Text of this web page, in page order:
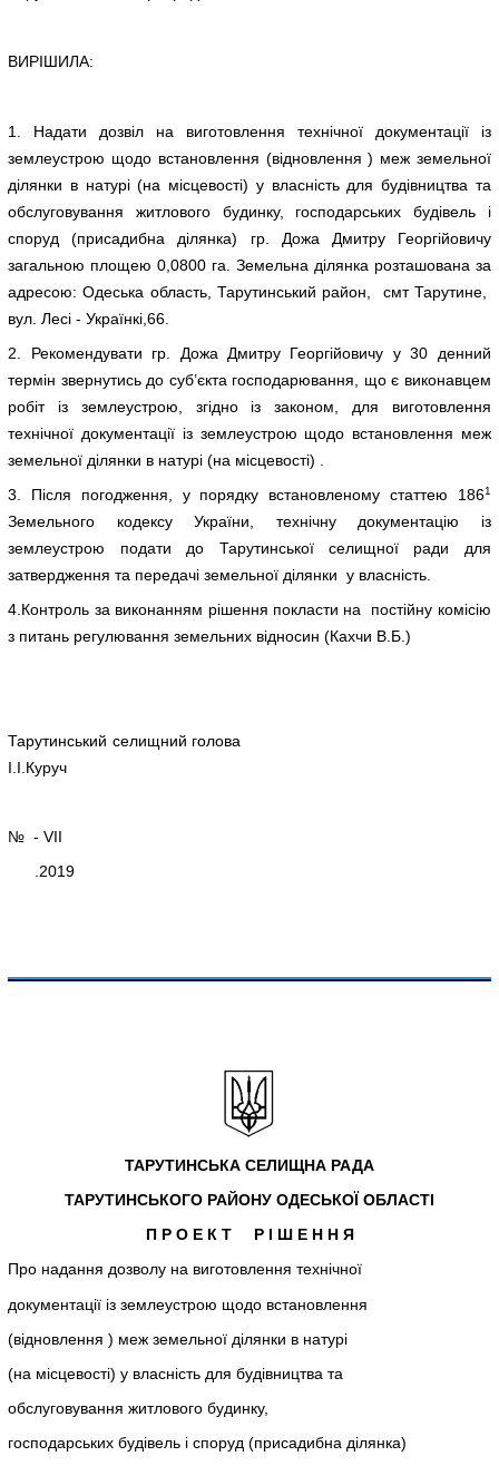
ВИРІШИЛА:
1. Надати дозвіл на виготовлення технічної документації із
землеустрою щодо встановлення (відновлення ) меж земельної
ділянки в натурі (на місцевості) у власність для будівництва та
обслуговування житлового будинку, господарських будівель і
споруд (присадибна ділянка) гр. Дожа Дмитру Георгійовичу
загальною площею 0,0800 га. Земельна ділянка розташована за
адресою: Одеська область, Тарутинський район, смт Тарутине,
вул. Лесі - Українкі,66.
2. Рекомендувати гр. Дожа Дмитру Георгійовичу у 30 денний
термін звернутись до суб’єкта господарювання, що є виконавцем
робіт із землеустрою, згідно із законом, для виготовлення
технічної документації із землеустрою щодо встановлення меж
земельної ділянки в натурі (на місцевості) .
3. Після погодження, у порядку встановленому статтею 1861
Земельного кодексу України, технічну документацію із
землеустрою подати до Тарутинської селищної ради для
затвердження та передачі земельної ділянки у власність.
4.Контроль за виконанням рішення покласти на постійну комісію
з питань регулювання земельних відносин (Кахчи В.Б.)
Тарутинський селищний голова
І.І.Куруч
№ - VІІ
.2019
ТАРУТИНСЬКА СЕЛИЩНА РАДА
ТАРУТИНСЬКОГО РАЙОНУ ОДЕСЬКОЇ ОБЛАСТІ
П Р О Е К Т Р І Ш Е Н Н Я
Про надання дозволу на виготовлення технічної
документації із землеустрою щодо встановлення
(відновлення ) меж земельної ділянки в натурі
(на місцевості) у власність для будівництва та
обслуговування житлового будинку,
господарських будівель і споруд (присадибна ділянка)